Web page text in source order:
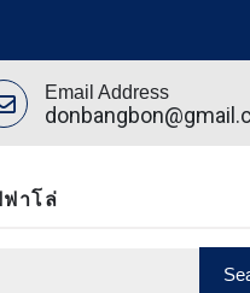
Email Address
าโล่